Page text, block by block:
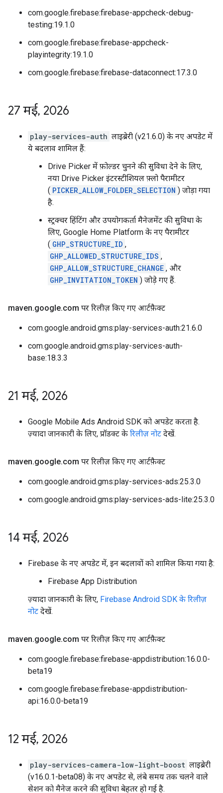
com.google.firebase:firebase-appcheck-debug-
testing:19.1.0
com.google.firebase:firebase-appcheck-
playintegrity:19.1.0
com.google.firebase:firebase-dataconnect:17.3.0
27 मई, 2026
play-services-auth लाइब्रेरी (v21.6.0) के नए अपडेट में
ये बदलाव शामिल हैं:
Drive Picker में फ़ोल्डर चुनने की सुविधा देने के लिए,
नया Drive Picker इंटरस्टीशियल फ़्लो पैरामीटर
( PICKER_ALLOW_FOLDER_SELECTION ) जोड़ा गया
है.
स्ट्रक्चर हिंटिंग और उपयोगकर्ता मैनेजमेंट की सुविधा के
लिए, Google Home Platform के नए पैरामीटर
( GHP_STRUCTURE_ID ,
GHP_ALLOWED_STRUCTURE_IDS ,
GHP_ALLOW_STRUCTURE_CHANGE , और
GHP_INVITATION_TOKEN ) जोड़े गए हैं.
maven.google.com पर रिलीज़ किए गए आर्टफ़ैक्ट
com.google.android.gms:play-services-auth:21.6.0
com.google.android.gms:play-services-auth-
base:18.3.3
21 मई, 2026
Google Mobile Ads Android SDK को अपडेट करता है.
ज़्यादा जानकारी के लिए, प्रॉडक्ट के रिलीज़ नोट देखें.
maven.google.com पर रिलीज़ किए गए आर्टफ़ैक्ट
com.google.android.gms:play-services-ads:25.3.0
com.google.android.gms:play-services-ads-lite:25.3.0
14 मई, 2026
Firebase के नए अपडेट में, इन बदलावों को शामिल किया गया है:
Firebase App Distribution
ज़्यादा जानकारी के लिए, Firebase Android SDK के रिलीज़
नोट देखें.
maven.google.com पर रिलीज़ किए गए आर्टफ़ैक्ट
com.google.firebase:firebase-appdistribution:16.0.0-
beta19
com.google.firebase:firebase-appdistribution-
api:16.0.0-beta19
12 मई, 2026
play-services-camera-low-light-boost लाइब्रेरी
(v16.0.1-beta08) के नए अपडेट से, लंबे समय तक चलने वाले
सेशन को मैनेज करने की सुविधा बेहतर हो गई है.